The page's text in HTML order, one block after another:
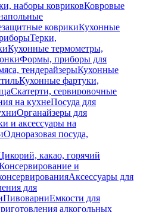
наборы ковриковКовровые
коврикиКухонные
Терки,
Кухонные термометры,
Формы, приборы для
тендерайзерыКухонные
Кухонные фартуки,
Скатерти, сервировочные
на кухнеПосуда для
Органайзеры для
и аксессуары на
Одноразовая посуда,
какао, горячий
и
Аксессуары для
для
ПивоварниЕмкости для
алкогольных